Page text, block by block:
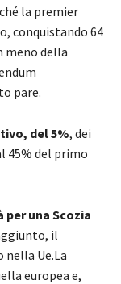
la premier
conquistando 64
meno della
pare.
del 5%, dei
45% del primo
una Scozia
il
nella Ue.La
europea e,